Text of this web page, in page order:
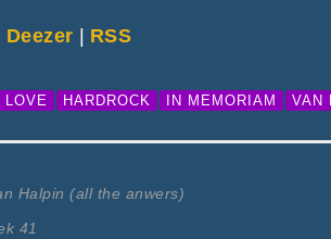
Deezer | RSS
LOVE HARDROCK IN MEMORIAM VAN
Halpin (all the anwers)
41